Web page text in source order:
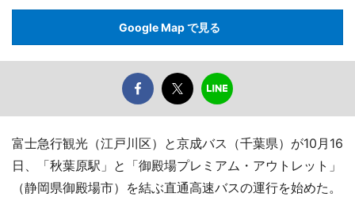
Google Map で見る
富士急行観光（江戸川区）と京成バス（千葉県）が10月16
日、「秋葉原駅」と「御殿場プレミアム・アウトレット」
（静岡県御殿場市）を結ぶ直通高速バスの運行を始めた。